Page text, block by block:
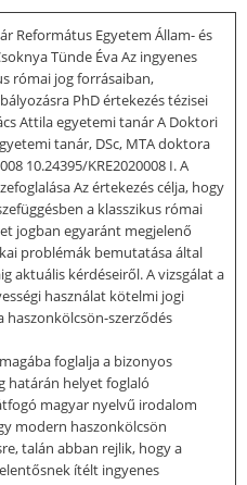
Református Egyetem Állam- és
Tünde Éva Az ingyenes
római jog forrásaiban,
PhD értekezés tézisei
Attila egyetemi tanár A Doktori
tanár, DSc, MTA doktora
10.24395/KRE2020008 I. A
Az értekezés célja, hogy
a klasszikus római
jogban egyaránt megjelenő
problémák bemutatása által
aktuális kérdéseiről. A vizsgálat a
használat kötelmi jogi
haszonkölcsön-szerződés
foglalja a bizonyos
határán helyet foglaló
magyar nyelvű irodalom
modern haszonkölcsön
talán abban rejlik, hogy a
ítélt ingyenes